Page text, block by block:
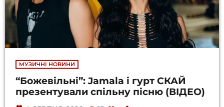
МУЗИЧНІ НОВИНИ
“Божевільні”: Jamala і гурт СКАЙ
презентували спільну пісню (ВІДЕО)